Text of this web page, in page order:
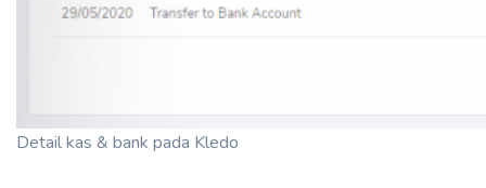
Detail kas & bank pada Kledo